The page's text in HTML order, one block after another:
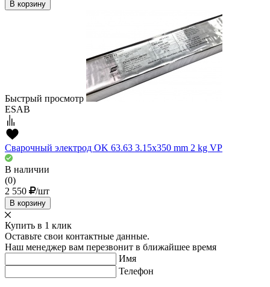
В корзину
Быстрый просмотр
ESAB
Сварочный электрод OK 63.63 3.15x350 mm 2 kg VP
В наличии
(0)
2 550
/шт
В корзину
Купить в 1 клик
Оставьте свои контактные данные.
Наш менеджер вам перезвонит в ближайшее время
Имя
Телефон